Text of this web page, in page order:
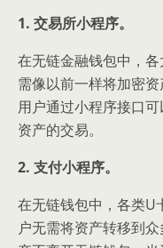
1. 交易所小程序。
在无链金融钱包中，
需像以前一样将加密资
用户通过小程序接口
资产的交易。
2. 支付小程序。
在无链钱包中，各类U
户无需将资产转移到